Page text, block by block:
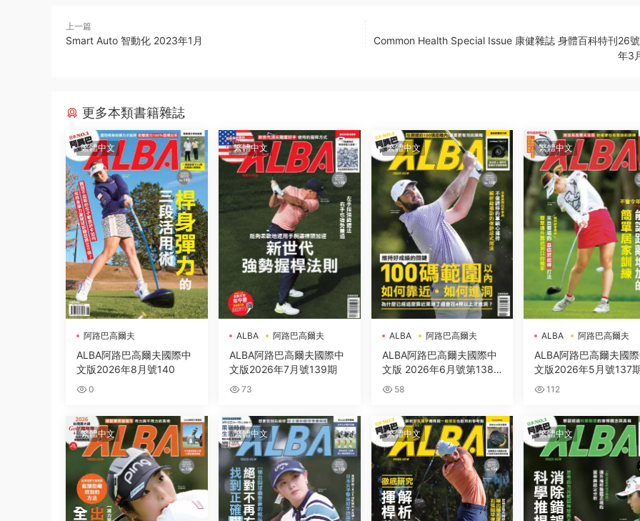
上一篇
Smart Auto 智動化 2023年1月
Common Health Special Issue 康健雜誌 身體百科特刊26
年3
更多本類書籍雜誌
繁體中文
阿路巴高爾夫
ALBA阿路巴高爾夫國際中
文版2026年8月號140
0
繁體中文
ALBA 阿路巴高爾夫
ALBA阿路巴高爾夫國際中
文版2026年7月號139期
73
繁體中文
ALBA 阿路巴高爾夫
ALBA阿路巴高爾夫國際中
文版 2026年6月號第138
期58
繁體中文
ALBA 阿路巴高爾夫
ALBA阿路巴高爾夫國
文版2026年5月號137
112
繁體中文 繁體中文 繁體中文 繁體中文